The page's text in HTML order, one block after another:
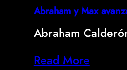
Abraham y Max
Abraham
Read More